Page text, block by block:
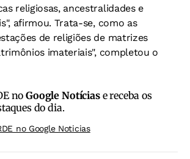
religiosas, ancestralidades e
afirmou. Trata-se, como as
de religiões de matrizes
imateriais", completou o
noGoogle Notíciase receba os
do dia.
no Google Noticias